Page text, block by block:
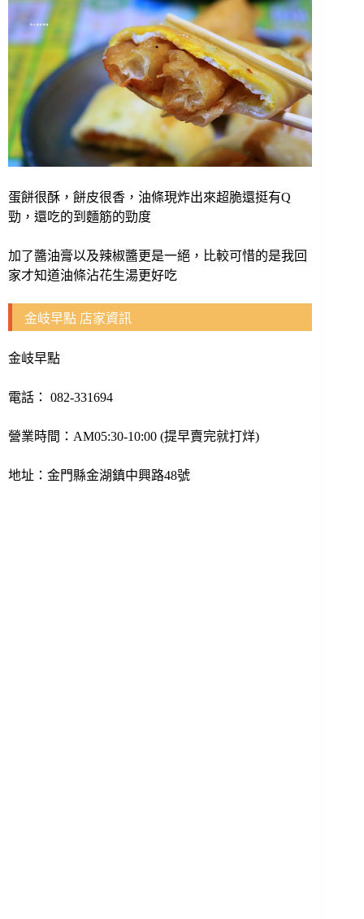
蛋餅很酥，餅皮很香，油條現炸出來超脆還挺有Q
勁，還吃的到麵筋的勁度
加了醬油膏以及辣椒醬更是一絕，比較可惜的是我回
家才知道油條沾花生湯更好吃
金岐早點 店家資訊
金岐早點
電話： 082-331694
營業時間：AM05:30-10:00 (提早賣完就打烊)
地址：金門縣金湖鎮中興路48號